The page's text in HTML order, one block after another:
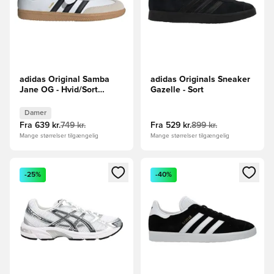
adidas Original Samba
Jane OG - Hvid/Sort
Damer
Fra 639 kr.749 kr.
Mange størrelser tilgængelig
adidas Originals Sneaker
Gazelle - Sort
Fra 529 kr.899 kr.
Mange størrelser tilgængelig
Åbner en Modal til at logge ind eller tilmelde dig som
-25%
Åbner en Modal til at logge
-40%